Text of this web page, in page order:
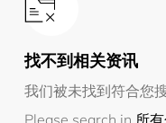
找不到相关资讯
我们被未找到符合您
Please search in 所